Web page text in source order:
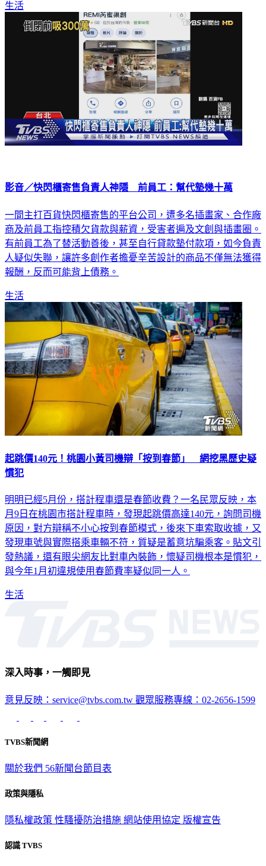
生活
影音／快閃櫃寄售負責人神隱 前員工：幫代墊幾十萬
一間主打百貨快閃櫃寄售的平台公司，遭多名插畫家、合作廠
商及前員工指控積欠貨款與薪資，受害者遍及文創與插畫圈。
有前員工為了替活動善後，甚至自行貸款墊付款項，如今負責
人疑似失聯，讓許多創作者擔憂辛苦設計的商品不僅無法獲得
報酬，反而可能背上債務。
生活
起跳價140元！桃園小黃司機辯「按到春節」 網挖黑歷史疑
慣犯
明明已經5月份，搭計程車還是春節收費？一名民眾反映，本
月9日在桃園市搭計程車時，發現起跳價高達140元，詢問司機
原因，對方辯稱不小心按到春節模式，後來下車索取收據，又
發現車號與實際搭乘車輛不符，質疑是蓄意坑騙乘客。貼文引
發熱議，還有眼尖網友比對車內裝飾，懷疑司機根本是慣犯，
與今年1月初違規使用春節費率疑似同一人。
生活
深入時事，一觸即見
意見反映：service@tvbs.com.tw 觀眾服務專線：02-2656-1599
TVBS新聞網
關於我們 56新聞台節目表
政策與隱私
隱私權政策 性騷擾防治措施 網站使用協定 版權宣告
認識 TVBS